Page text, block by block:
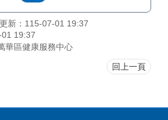
新：115-07-01 19:37
19:37
華區健康服務中心
回上一頁